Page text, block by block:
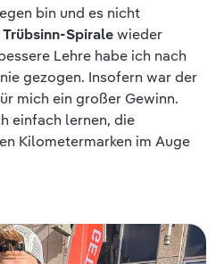
bin und es nicht
Trübsinn-Spiralewieder
Lehre habe ich nach
gezogen. Insofern war der
mich ein großer Gewinn.
einfach lernen, die
Kilometermarken im Auge